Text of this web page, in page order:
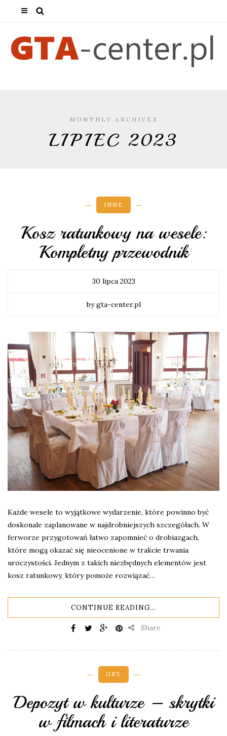
MONTHLY ARCHIVES
LIPIEC 2023
INNE
Kosz ratunkowy na wesele:
Kompletny przewodnik
30 lipca 2023
by gta-center.pl
Każde wesele to wyjątkowe wydarzenie, które powinno być
doskonale zaplanowane w najdrobniejszych szczegółach. W
ferworze przygotowań łatwo zapomnieć o drobiazgach,
które mogą okazać się nieocenione w trakcie trwania
uroczystości. Jednym z takich niezbędnych elementów jest
kosz ratunkowy, który pomoże rozwiązać…
CONTINUE READING...
Share
GRY
Depozyt w kulturze – skrytki
w filmach i literaturze